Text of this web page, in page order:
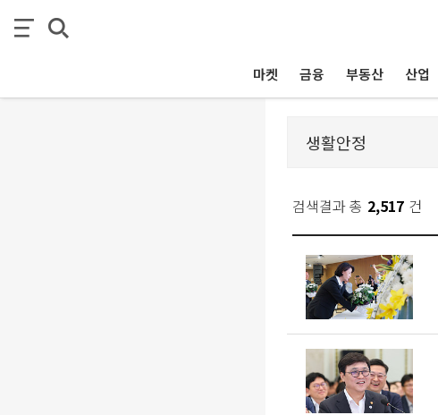
마켓 금융 부동산 산업
검색결과 총 2,517 건